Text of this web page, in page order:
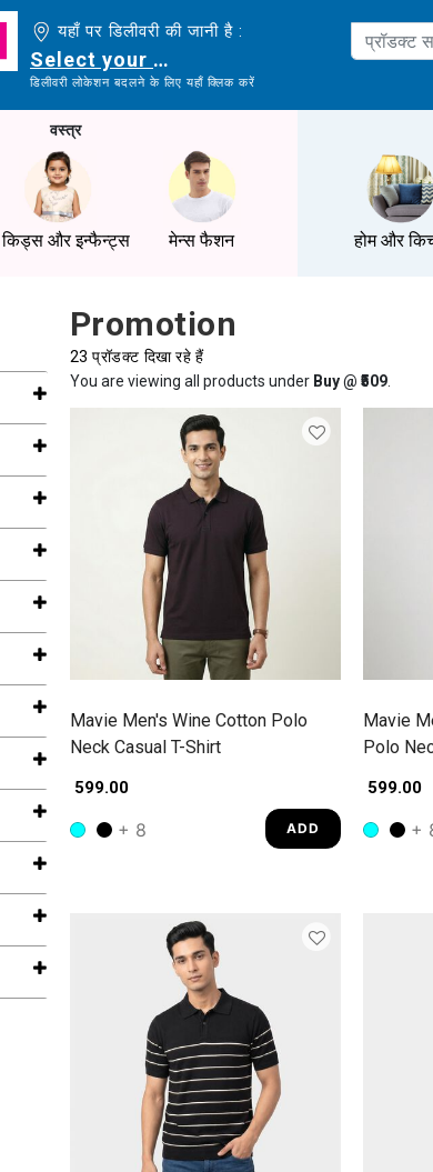
यहाँ पर डिलीवरी की जानी है :
Select your delivery location
डिलीवरी लोकेशन बदलने के लिए यहाँ क्लिक करें
वस्त्र
किड्स और इन्फैन्ट्स मेन्स फैशन होम और
Promotion
23 प्रॉडक्ट दिखा रहे हैं
You are viewing all products under Buy @ ₹509.
Mavie Men's Wine Cotton Polo
Neck Casual T-Shirt
₹ 599.00
+ 8 ADD
Mavie
Polo
₹ 599.00
+